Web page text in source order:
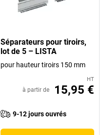
Séparateurs pour tiroirs,
lot de 5 – LISTA
pour hauteur tiroirs 150 mm
HT
à partir de 15,95 €
9-12 jours ouvrés